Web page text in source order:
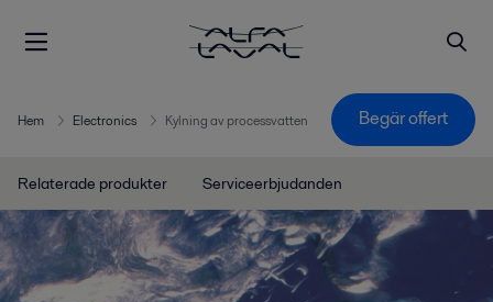
Hem Electronics Kylning av processvatten Begär offert
Relaterade produkter Serviceerbjudanden